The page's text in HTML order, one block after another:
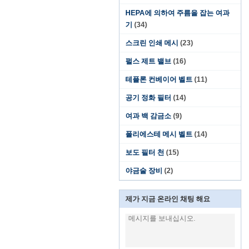
HEPA에 의하여 주름을 잡는 여과
기 (34)
스크린 인쇄 메시 (23)
펄스 제트 밸브 (16)
테플론 컨베이어 벨트 (11)
공기 정화 필터 (14)
여과 백 감금소 (9)
폴리에스테 메시 벨트 (14)
보도 필터 천 (15)
야금술 장비 (2)
제가 지금 온라인 채팅 해요